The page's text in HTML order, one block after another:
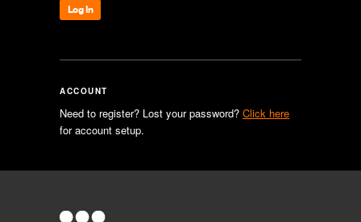
Log In
ACCOUNT
Need to register? Lost your password? Click here
for account setup.